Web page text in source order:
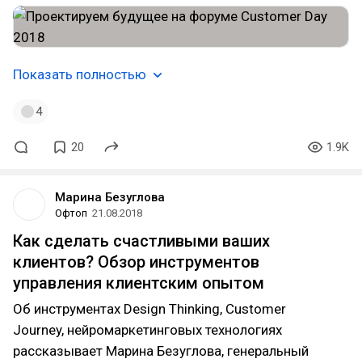
Показать полностью
4
20 1.9K
Марина Безуглова
Офтоп 21.08.2018
Как сделать счастливыми ваших
клиентов? Обзор инструментов
управления клиентским опытом
Об инструментах Design Thinking, Customer
Journey, нейромаркетинговых технологиях
рассказывает Марина Безуглова, генеральный